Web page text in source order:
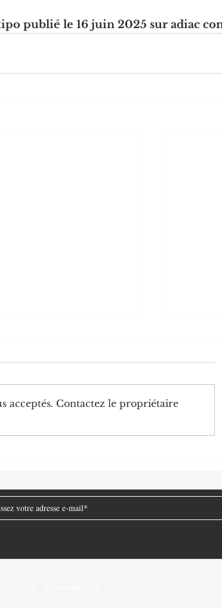
publié le 16 juin 2025 sur adiac
: trois nouveaux
Chine-
acceptés. Contactez le propriétaire